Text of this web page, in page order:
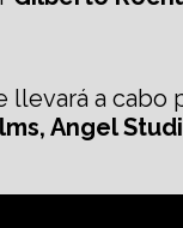
a cabo
Angel